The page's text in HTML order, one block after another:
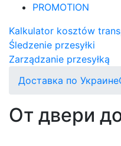
PROMOTION
Kalkulator kosztów
Śledzenie przesyłki
Zarządzanie przesyłką
Доставка по Украине
От двери